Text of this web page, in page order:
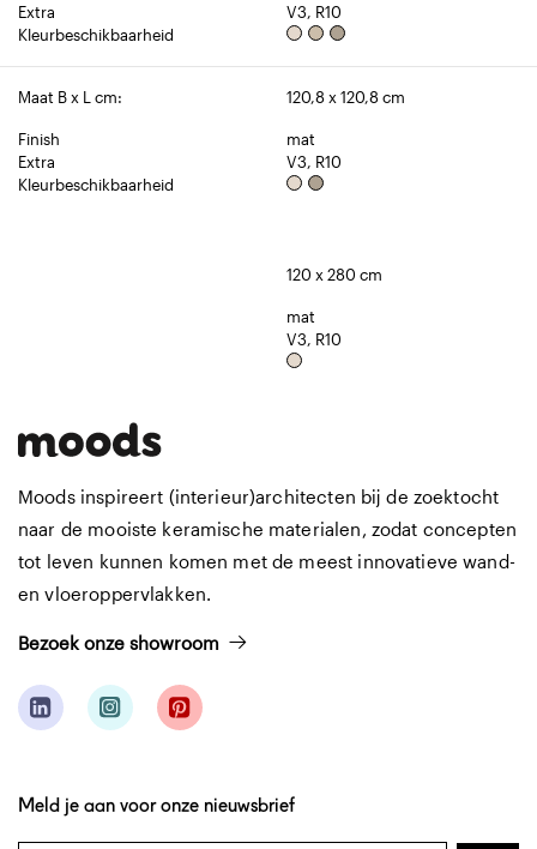
Extra
V3, R10
Kleurbeschikbaarheid
Maat B x L cm: 120,8 x 120,8 cm
Finish
mat
Extra
V3, R10
Kleurbeschikbaarheid
120 x 280 cm
mat
V3, R10
Moods inspireert (interieur)architecten bij de zoektocht
naar de mooiste keramische materialen, zodat concepten
tot leven kunnen komen met de meest innovatieve wand-
en vloeroppervlakken.
Bezoek onze showroom
Meld je aan voor onze nieuwsbrief